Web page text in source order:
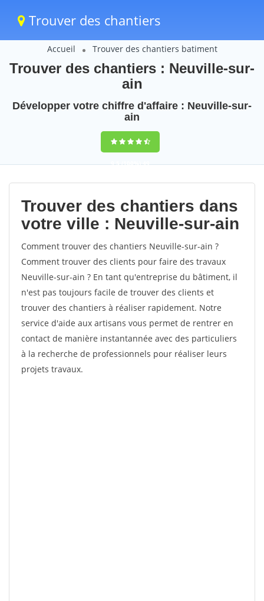
Trouver des chantiers
Accueil Trouver des chantiers batiment
Trouver des chantiers : Neuville-sur-
ain
Développer votre chiffre d'affaire : Neuville-sur-
ain
9,5(100%)49
votes
Trouver des chantiers dans
votre ville : Neuville-sur-ain
Comment trouver des chantiers Neuville-sur-ain ?
Comment trouver des clients pour faire des travaux
Neuville-sur-ain ? En tant qu'entreprise du bâtiment, il
n'est pas toujours facile de trouver des clients et
trouver des chantiers à réaliser rapidement. Notre
service d'aide aux artisans vous permet de rentrer en
contact de manière instantannée avec des particuliers
à la recherche de professionnels pour réaliser leurs
projets travaux.